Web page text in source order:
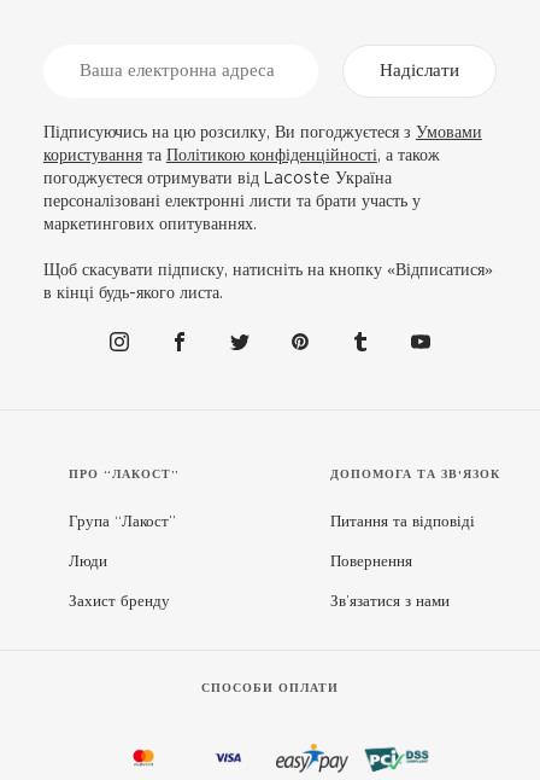
Надіслати
Підписуючись на цю розсилку, Ви погоджуєтеся з Умовами
користуваннята Політикою конфіденційності, а також
погоджуєтеся отримувати від Lacoste Україна
персоналізовані електронні листи та брати участь у
маркетингових опитуваннях.
Щоб скасувати підписку, натисніть на кнопку «Відписатися»
в кінці будь-якого листа.
ПРО “ЛАКОСТ”
Група “Лакост”
Люди
Захист бренду
ДОПОМОГА ТА ЗВ'ЯЗОК
Питання та відповіді
Повернення
Зв’язатися з нами
СПОСОБИ ОПЛАТИ